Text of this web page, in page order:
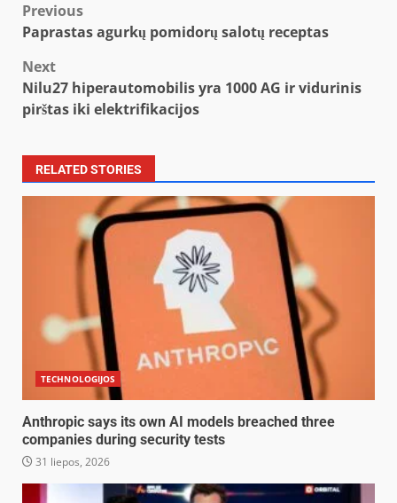
Post
navigation
Previous
Paprastas agurkų pomidorų salotų receptas
Next
Nilu27 hiperautomobilis yra 1000 AG ir vidurinis
pirštas iki elektrifikacijos
RELATED STORIES
TECHNOLOGIJOS
Anthropic says its own AI models breached three
companies during security tests
31 liepos, 2026